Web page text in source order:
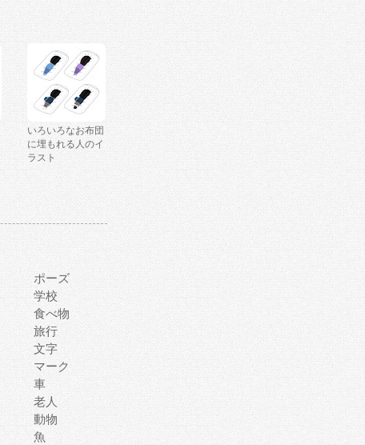
いろいろなお布団
に埋もれる人のイ
ラスト
ポーズ
学校
食べ物
旅行
文字
マーク
車
老人
動物
魚